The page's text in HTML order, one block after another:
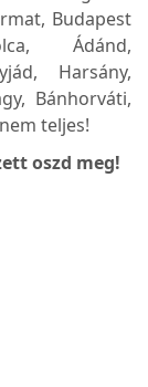
Budapest
Ádánd,
Harsány,
Bánhorváti,
teljes!
oszd meg!